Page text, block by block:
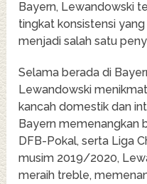
Bayern, Lewandowski
tingkat konsistensi
menjadi salah satu
Selama berada di
Lewandowski
kancah domestik dan
Bayern memenangkan
DFB-Pokal, serta Liga
musim 2019/2020,
meraih treble,